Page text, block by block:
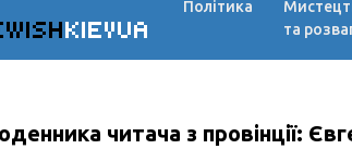
KIEVUA
Політика
та
читача з провінції: